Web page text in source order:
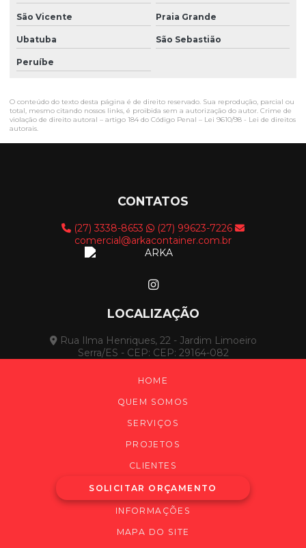
São Vicente Praia Grande
Ubatuba São Sebastião
Peruíbe
O conteúdo do texto desta página é de direito reservado. Sua reprodução, parcial ou
total, mesmo citando nossos links, é proibida sem a autorização do autor. Crime de
violação de direito autoral – artigo 184 do Código Penal – Lei 9610/98 - Lei de direitos
autorais.
CONTATOS
(27) 3338-8653
(27) 99623-7226
comercial@arkacontainer.com.br
LOCALIZAÇÃO
Rua Ilma Henriques, 22 - Jardim Limoeiro
Serra/ES - CEP: CEP: 29164-082
HOME
QUEM SOMOS
SERVIÇOS
PROJETOS
CLIENTES
SOLICITAR ORÇAMENTO
INFORMAÇÕES
MAPA DO SITE